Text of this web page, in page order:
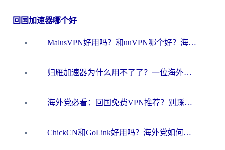
回国加速器哪个好
MalusVPN好用吗？和uuVPN哪个好？海外党无缝访问国内资源的真实对比与选择指南
归雁加速器为什么用不了了？一位海外游子的真实困惑与技术解答
海外党必看：回国免费VPN推荐？别踩坑！教你选对加速器无缝刷国内资源
ChickCN和GoLink好用吗？海外党如何选对回国加速器